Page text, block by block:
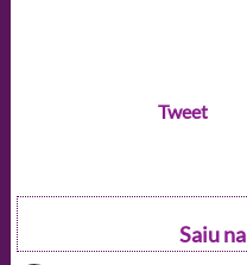
Tweet
Saiu